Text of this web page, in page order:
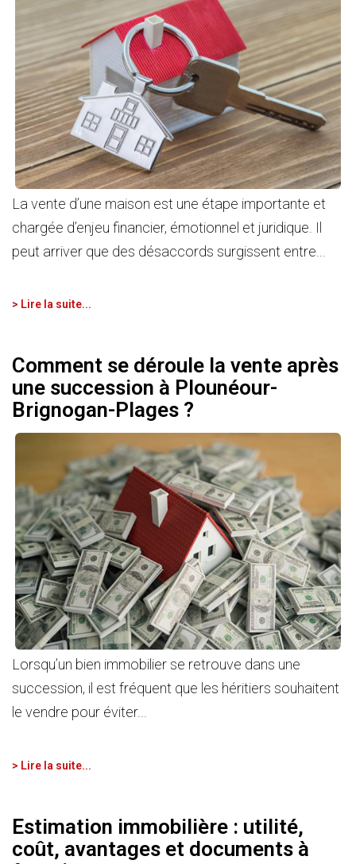
La vente d’une maison est une étape importante et
chargée d’enjeu financier, émotionnel et juridique. Il
peut arriver que des désaccords surgissent entre...
> Lire la suite...
Comment se déroule la vente après
une succession à Plounéour-
Brignogan-Plages ?
Lorsqu’un bien immobilier se retrouve dans une
succession, il est fréquent que les héritiers souhaitent
le vendre pour éviter...
> Lire la suite...
Estimation immobilière : utilité,
coût, avantages et documents à